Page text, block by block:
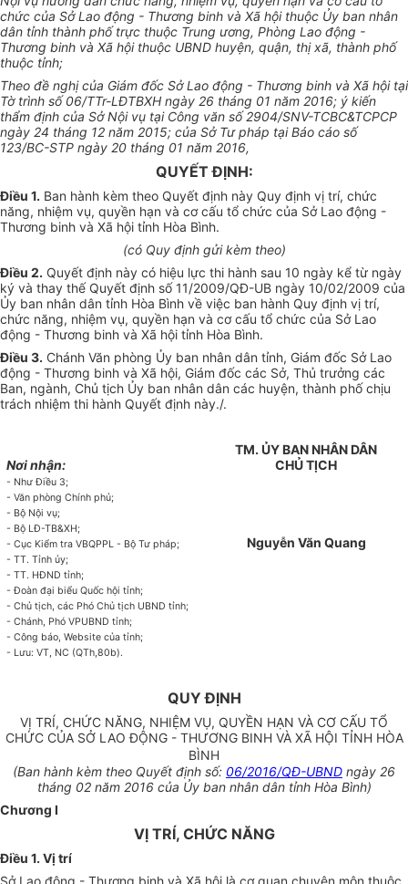
chức của Sở Lao động - Thương binh và Xã hội thuộc Ủy ban nhân
dân tỉnh thành phốtrực thuộc Trung ương, Phòng Lao động -
Thương binh và Xã hội thuộc UBND huyện, quận, thị xã, thành phố
thuộc tỉnh;
Theo đề nghị của Giám đốc Sở Lao động - Thương binh và Xã hội tại
Tờ trình số 06/TTr-LĐTBXH ngày 26 tháng 01 năm 2016; ý kiến
thẩm định của Sở Nội vụ tại Công văn số 2904/SNV-TCBC&TCPCP
ngày 24 tháng 12 năm 2015; của Sở Tư pháp tại Báo cáo số
123/BC-STP ngày 20 tháng 01 năm 2016,
QUYẾT ĐỊNH:
Điều 1. Ban hành kèm theo Quyết định này Quy định vị trí, chức
năng, nhiệm vụ, quyền hạn và cơ cấu tổ chức của Sở Lao động -
Thương binh và Xã hội tỉnh Hòa Bình.
(có Quy định gửi kèm theo)
Điều 2. Quyết định này có hiệu lực thi hành sau 10 ngày kể từ ngày
ký và thay thế Quyết định số 11/2009/QĐ-UB ngày 10/02/2009 của
Ủy ban nhân dân tỉnh Hòa Bình về việc ban hành Quy định vị trí,
chức năng, nhiệm vụ, quyền hạn và cơ cấu tổ chức của Sở Lao
động - Thương binh và Xã hội tỉnh Hòa Bình.
Điều 3. Chánh Văn phòng Ủy ban nhân dân tỉnh, Giám đốc Sở Lao
động - Thương binh và Xã hội, Giám đốc các Sở, Thủ trưởng các
Ban, ngành, Chủ tịch Ủy ban nhân dân các huyện, thành phố chịu
trách nhiệm thi hành Quyết định này./.
Nơi nhận:
- Như Điều 3;
-Văn phòng Chính phủ;
- Bộ Nội vụ;
- Bộ LĐ-TB&XH;
-Cục Kiểm tra VBQPPL - Bộ Tư pháp;
-TT. Tỉnhủy;
-TT. HĐND tỉnh;
-Đoàn đại biểu Quốc hội tỉnh;
-Chủ tịch, các Phó Chủ tịch UBND tỉnh;
-Chánh, Phó VPUBND tỉnh;
-Công báo, Website của tỉnh;
- Lưu: VT, NC (QTh,80b).
TM. ỦY BAN NHÂN DÂN
CHỦ TỊCH
Nguyễn Văn Quang
QUY ĐỊNH
VỊ TRÍ, CHỨC NĂNG, NHIỆM VỤ, QUYỀN HẠN VÀ CƠ CẤU TỔ
CHỨC CỦA SỞ LAO ĐỘNG - THƯƠNG BINH VÀ XÃ HỘI TỈNH HÒA
BÌNH
(Ban hành kèm theo Quyết định số: 06/2016/QĐ-UBND ngày 26
tháng 02 năm 2016 của Ủy ban nhân dân tỉnh Hòa Bình)
Chương I
VỊ TRÍ, CHỨC NĂNG
Điều 1. Vị trí
Sở Lao động - Thương binh và Xã hội là cơ quan chuyên môn thuộc